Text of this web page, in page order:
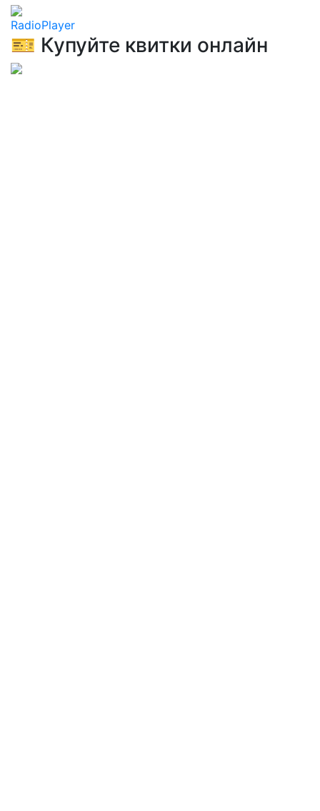
RadioPlayer
🎫 Купуйте квитки онлайн